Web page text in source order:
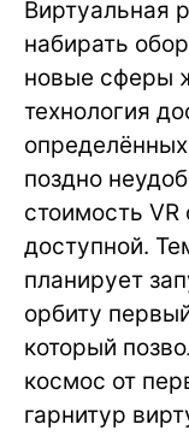
Виртуальная
набирать
новые сферы
технология
поздно
стоимость VR
доступной.
планирует
орбиту
который
космос от
гарнитур